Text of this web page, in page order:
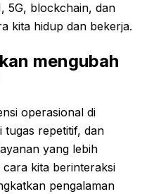
5G, blockchain, dan
kita hidup dan bekerja.
mengubah
operasional di
tugas repetitif, dan
yang lebih
kita berinteraksi
pengalaman